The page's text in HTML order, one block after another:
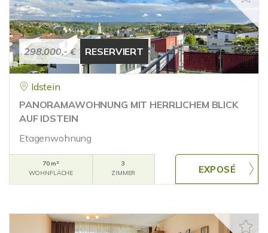
298.000,- € RESERVIERT
Idstein
PANORAMAWOHNUNG MIT HERRLICHEM BLICK
AUF IDSTEIN
Etagenwohnung
70 m²
WOHNFLÄCHE
3
ZIMMER